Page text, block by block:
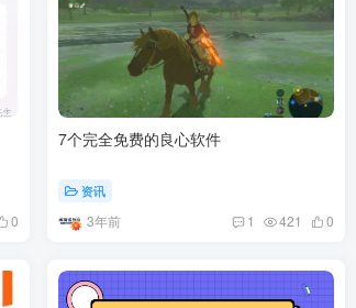
0
7个完全免费的良心软件
资讯
3年前 1 421 0